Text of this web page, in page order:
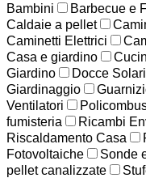
Bambini
Barbecue e
Caldaie a pellet
Caminetti Elettrici
Casa e giardino
Giardino
Docce Solari
Giardinaggio
Ventilatori
fumisteria
Ricambi
Riscaldamento Casa
Fotovoltaiche
Sonde
pellet canalizzate